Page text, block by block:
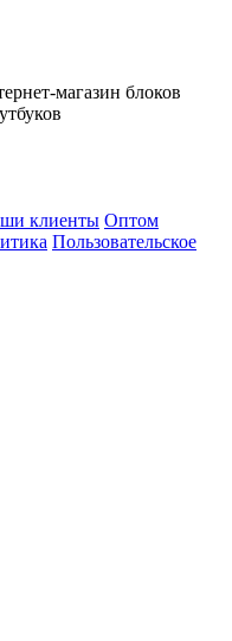
магазин блоков
клиенты Оптом
Пользовательское